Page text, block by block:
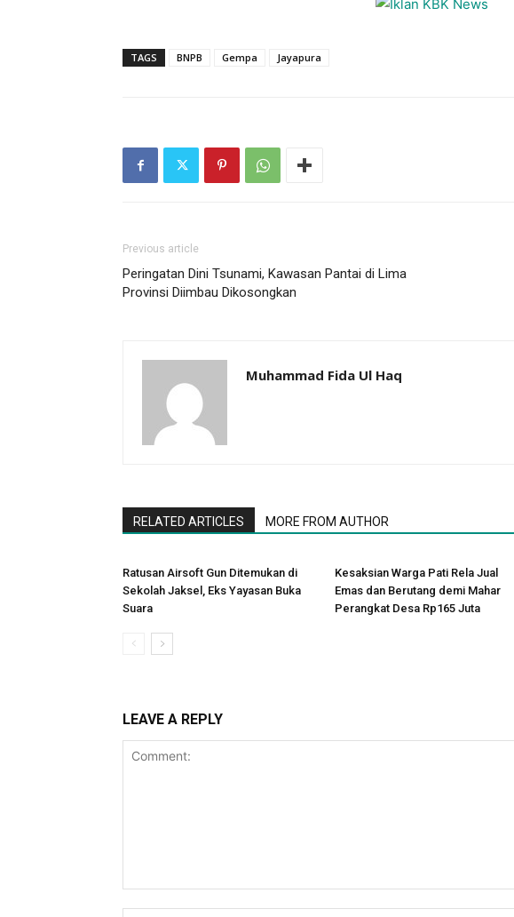
TAGS BNPB Gempa Jayapura
Previous article
Peringatan Dini Tsunami, Kawasan Pantai di Lima
Provinsi Diimbau Dikosongkan
Muhammad Fida Ul Haq
RELATED ARTICLES MORE FROM AUTHOR
Ratusan Airsoft Gun Ditemukan di
Sekolah Jaksel, Eks Yayasan Buka
Suara
Kesaksian Warga Pati Rela Jual
Emas dan Berutang demi Mahar
Perangkat Desa Rp165 Juta
LEAVE A REPLY